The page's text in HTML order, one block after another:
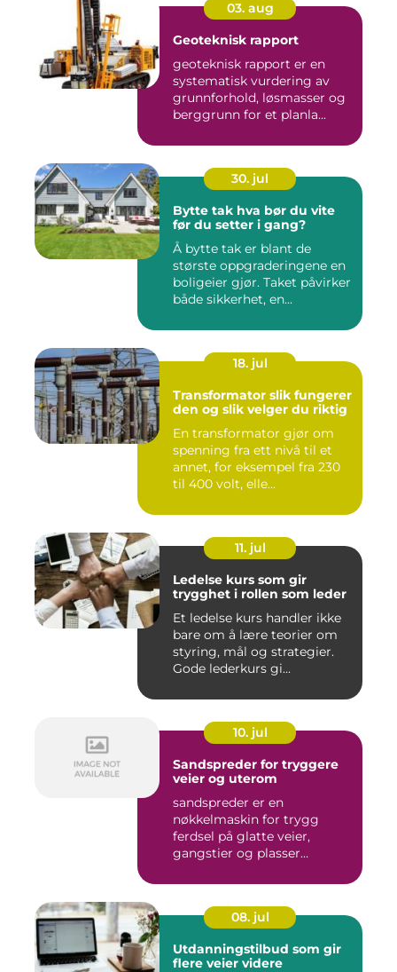
03. aug
Geoteknisk rapport
geoteknisk rapport er en
systematisk vurdering av
grunnforhold, løsmasser og
berggrunn for et planla...
30. jul
Bytte tak hva bør du vite
før du setter i gang?
Å bytte tak er blant de
største oppgraderingene en
boligeier gjør. Taket påvirker
både sikkerhet, en...
18. jul
Transformator slik fungerer
den og slik velger du riktig
En transformator gjør om
spenning fra ett nivå til et
annet, for eksempel fra 230
til 400 volt, elle...
11. jul
Ledelse kurs som gir
trygghet i rollen som leder
Et ledelse kurs handler ikke
bare om å lære teorier om
styring, mål og strategier.
Gode lederkurs gi...
10. jul
Sandspreder for tryggere
veier og uterom
sandspreder er en
nøkkelmaskin for trygg
ferdsel på glatte veier,
gangstier og plasser
08. jul
Utdanningstilbud som gir
flere veier videre